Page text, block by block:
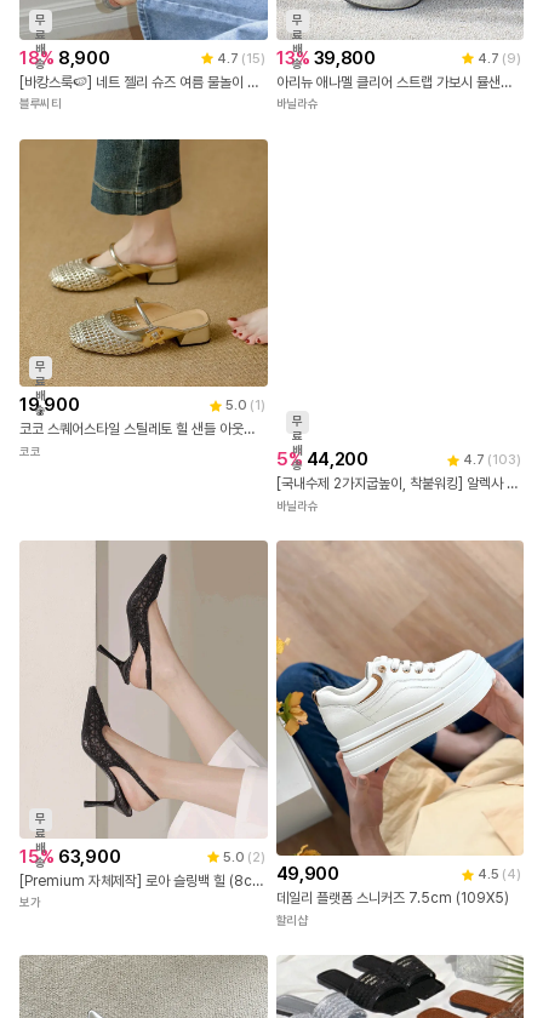
무
료
배
송
18% 8,900 4.7 (15)
[바캉스룩🍉] 네트 젤리 슈즈 여름 물놀이 장마 뮬 슬리퍼 2color
블루씨티
무
료
배
송
13% 39,800 4.7 (9)
아리뉴 애나멜 클리어 스트랩 가보시 뮬샌들(10cm)
바닐라슈
무
료
배
송
19,900 5.0 (1 )
코코 스퀘어스타일 스틸레토 힐 샌들 아웃핏 일자 스트랩 캐주얼 패션 여름 샌들
코코
무
료
배
송
5% 44,200 4.7 (103)
[국내수제 2가지굽높이, 착붙워킹] 알렉사 투라인 가보시 뮬 샌들(8cm,10cm)
바닐라슈
무
료
배
송
15% 63,900 5.0 (2)
[Premium 자체제작] 로아 슬링백 힐 (8cm)
보가
49,900 4.5 (4)
데일리 플랫폼 스니커즈 7.5cm (109X5)
할리샵